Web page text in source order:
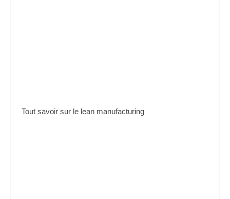
Tout savoir sur le lean manufacturing